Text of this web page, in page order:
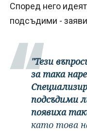
Според него
подсъдими -
"Тези
за така
подсъдими
появиха
като това